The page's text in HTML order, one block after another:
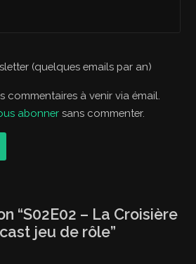
(quelques emails par an)
commentaires à venir via émail.
abonner sans commenter.
“S02E02 – La Croisière
jeu de rôle”